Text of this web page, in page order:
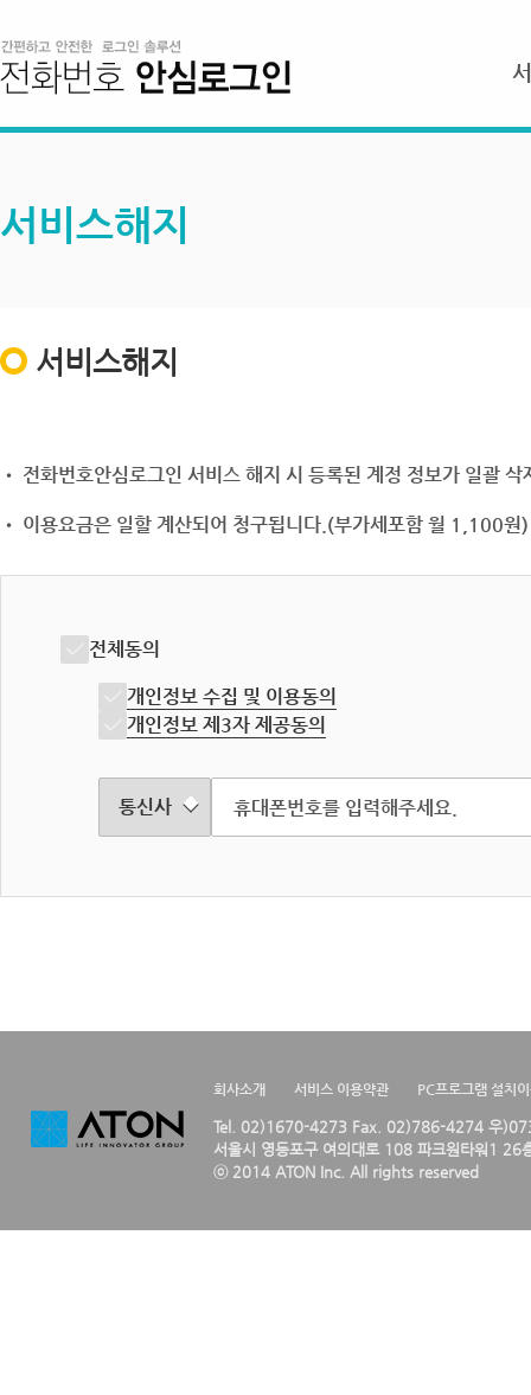
서비스해지
서비스해지
• 전화번호안심로그인 서비스 해지 시 등록된 계정 정보가 일괄
• 이용요금은 일할 계산되어 청구됩니다.(부가세포함 월 1,100원)
전체동의
개인정보 수집 및 이용동의
개인정보 제3자 제공동의
회사소개 서비스 이용약관 PC프로그램 설치
Tel. 02)1670-4273 Fax. 02)786-4274 우
서울시 영등포구 여의대로 108 파크원타워1 26
ⓒ 2014 ATON Inc. All rights reserved